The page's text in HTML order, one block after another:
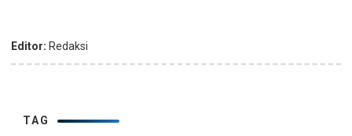
Editor: Redaksi
TAG